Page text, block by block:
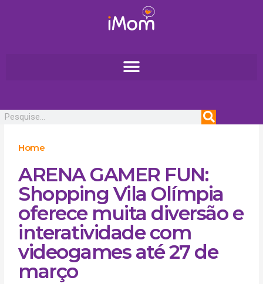
Home
ARENA GAMER FUN:
Shopping Vila Olímpia
oferece muita diversão e
interatividade com
videogames até 27 de
março